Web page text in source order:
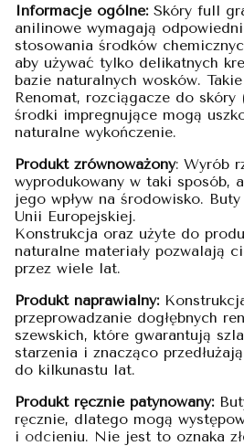
Informacje ogólne:Skóry full
anilinowe wymagają
stosowania środków
aby używać tylko delikatnych
bazie naturalnych wosków.
Renomat, rozciągacze do
środki impregnujące mogą
naturalne wykończenie.
Produkt zrównoważony: Wyrób
wyprodukowany w taki sposób,
jego wpływ na środowisko.
Unii Europejskiej.
Konstrukcja oraz użyte do
naturalne materiały pozwalają
przez wiele lat.
Produkt naprawialny:
przeprowadzanie dogłębnych
szewskich, które gwarantują
starzenia i znacząco
do kilkunastu lat.
Produkt ręcznie patynowany:
ręcznie, dlatego mogą
i odcieniu. Nie jest to oznaka